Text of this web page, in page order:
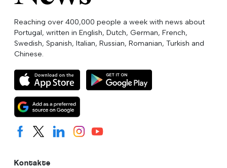
Reaching over 400,000 people a week with news about
Portugal, written in English, Dutch, German, French,
Swedish, Spanish, Italian, Russian, Romanian, Turkish and
Chinese.
Kontakte